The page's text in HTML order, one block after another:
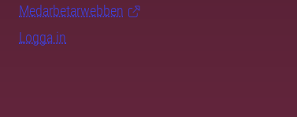
Medarbetarwebben
Logga in